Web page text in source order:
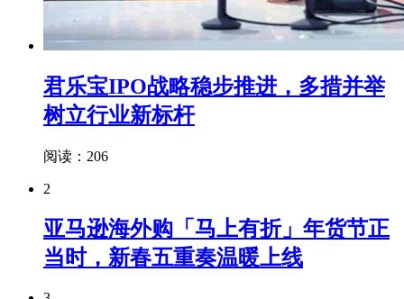
君乐宝IPO战略稳步推进，多措并举
树立行业新标杆
阅读：206
2
亚马逊海外购「马上有折」年货节正
当时，新春五重奏温暖上线